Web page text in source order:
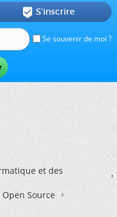
Se souvenir de moi ?
 S'inscrire
et des
Source